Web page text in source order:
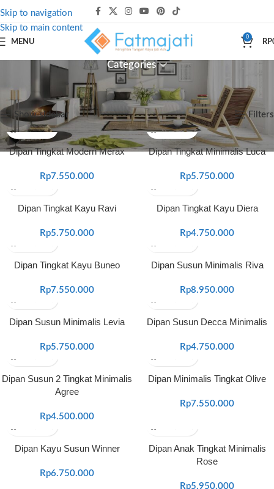
Skip to navigation
Skip to main content
MENU
0
RP
Categories
Produk dengan tag “furniture anak”
Menampilkan 13–24 dari 25 hasil
Show sidebar Filters
Dipan Tingkat Modern Merax
Rp7.550.000
Dipan Tingkat Minimalis Luca
Rp5.750.000
Dipan Tingkat Kayu Ravi
Rp5.750.000
Dipan Tingkat Kayu Diera
Rp4.750.000
Dipan Tingkat Kayu Buneo
Rp7.550.000
Dipan Susun Minimalis Riva
Rp8.950.000
Dipan Susun Minimalis Levia
Rp5.750.000
Dipan Susun Decca Minimalis
Rp4.750.000
Dipan Susun 2 Tingkat Minimalis
Agree
Rp4.500.000
Dipan Minimalis Tingkat Olive
Rp7.550.000
Dipan Kayu Susun Winner
Rp6.750.000
Dipan Anak Tingkat Minimalis
Rose
Rp5.950.000